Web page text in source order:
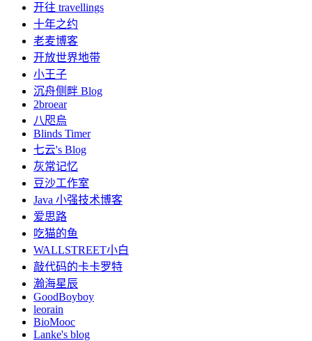
开往 travellings
十年之约
老麦博客
开放世界地带
小王子
沉舟侧畔 Blog
2broear
八咫烏
Blinds Timer
七云's Blog
灰常记忆
豆沙工作室
Java 小强技术博客
爱思路
吃猫的鱼
WALLSTREET小白
敲代码的卡卡罗特
瀚海星辰
GoodBoyboy
leorain
BioMooc
Lanke's blog